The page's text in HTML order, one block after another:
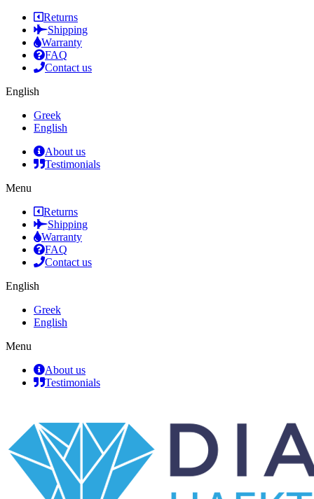
Returns
Shipping
Warranty
FAQ
Contact us
English
Greek
English
About us
Testimonials
Menu
Returns
Shipping
Warranty
FAQ
Contact us
English
Greek
English
Menu
About us
Testimonials